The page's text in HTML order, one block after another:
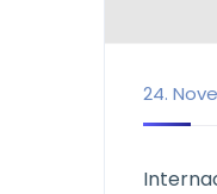
24.